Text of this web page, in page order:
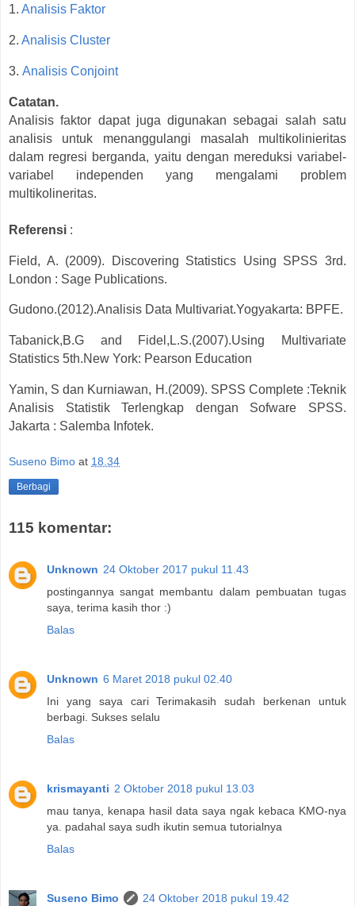
1. Analisis Faktor
2. Analisis Cluster
3. Analisis Conjoint
Catatan.
Analisis faktor dapat juga digunakan sebagai salah satu
analisis untuk menanggulangi masalah multikolinieritas
dalam regresi berganda, yaitu dengan mereduksi variabel-
variabel independen yang mengalami problem
multikolineritas.
Referensi :
Field, A. (2009). Discovering Statistics Using SPSS 3rd.
London : Sage Publications.
Gudono.(2012).Analisis Data Multivariat.Yogyakarta: BPFE.
Tabanick,B.G and Fidel,L.S.(2007).Using Multivariate
Statistics 5th.New York: Pearson Education
Yamin, S dan Kurniawan, H.(2009). SPSS Complete :Teknik
Analisis Statistik Terlengkap dengan Sofware SPSS.
Jakarta : Salemba Infotek.
Suseno Bimo at 18.34
Berbagi
115 komentar:
Unknown 24 Oktober 2017 pukul 11.43
postingannya sangat membantu dalam pembuatan tugas
saya, terima kasih thor :)
Balas
Unknown 6 Maret 2018 pukul 02.40
Ini yang saya cari Terimakasih sudah berkenan untuk
berbagi. Sukses selalu
Balas
krismayanti 2 Oktober 2018 pukul 13.03
mau tanya, kenapa hasil data saya ngak kebaca KMO-nya
ya. padahal saya sudh ikutin semua tutorialnya
Balas
Suseno Bimo
24 Oktober 2018 pukul 19.42